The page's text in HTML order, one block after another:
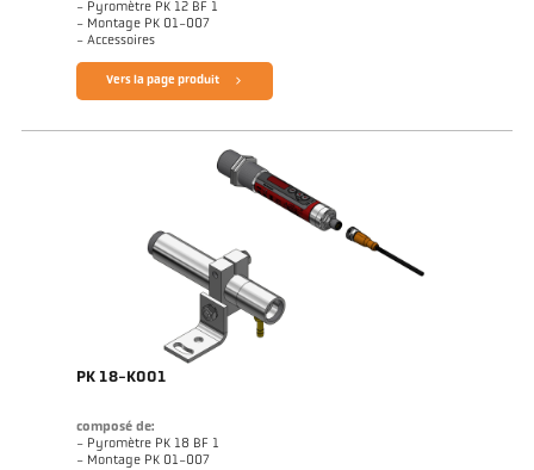
- Pyromètre PK 12 BF 1
- Montage PK 01-007
- Accessoires
Vers la page produit
PK 18-K001
composé de:
- Pyromètre PK 18 BF 1
- Montage PK 01-007